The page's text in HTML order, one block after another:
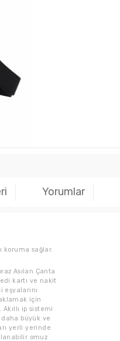
Yorumlar
koruma sağlar.
Asılan Çanta
kartı ve nakit
eşyalarını
için
Akıllı ip sistemi
büyük ve
yerli yerinde
omuz